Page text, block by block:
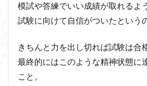
模試や答練でいい成績が取れるよ
試験に向けて自信がついたという
きちんと力を出し切れば試験は合
最終的にはこのような精神状態に
こと。